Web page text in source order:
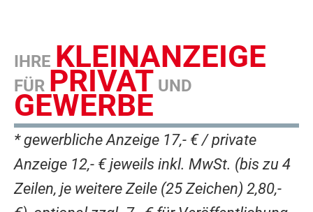
IHRE KLEINANZEIGE
FÜR PRIVAT UND
GEWERBE
* gewerbliche Anzeige 17,- € / private
Anzeige 12,- € jeweils inkl. MwSt. (bis zu 4
Zeilen, je weitere Zeile (25 Zeichen) 2,80,-